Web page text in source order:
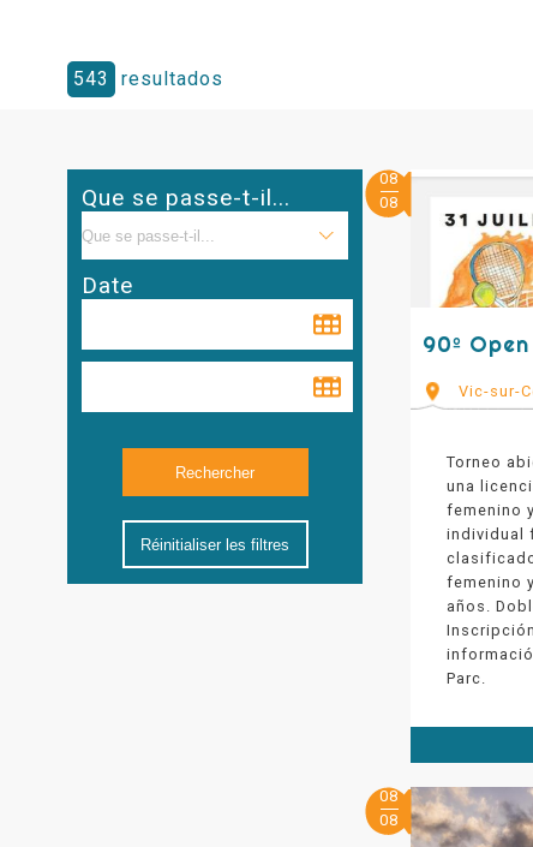
543 resultados
Que se passe-t-il...
Date
Réinitialiser les filtres
08
08
90º
Vic-sur-
Torneo
una
femenino
individual
femenino
años.
Inscripción
Parc.
08
08